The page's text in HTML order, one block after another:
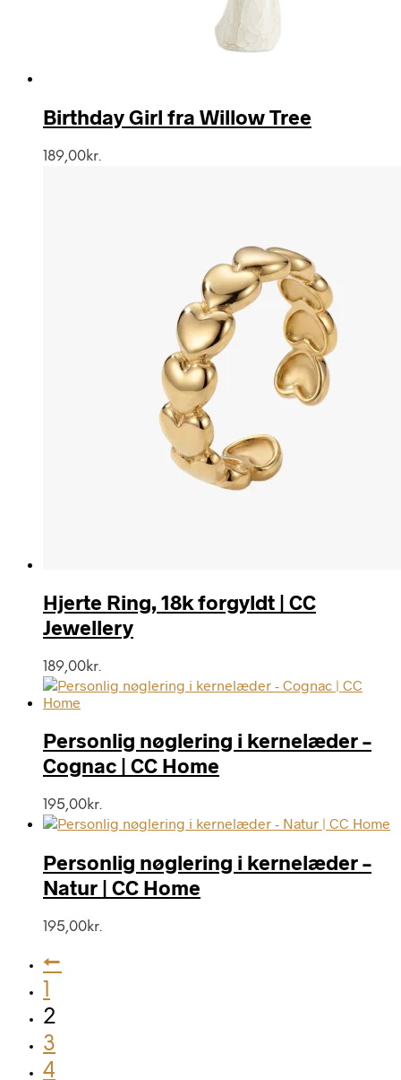
Birthday Girl fra Willow Tree
189,00kr.
Hjerte Ring, 18k forgyldt | CC
Jewellery
189,00kr.
Personlig nøglering i kernelæder –
Cognac | CC Home
195,00kr.
Personlig nøglering i kernelæder –
Natur | CC Home
195,00kr.
←
2
3
4